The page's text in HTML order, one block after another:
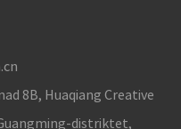
8B, Huaqiang Creative
distriktet,